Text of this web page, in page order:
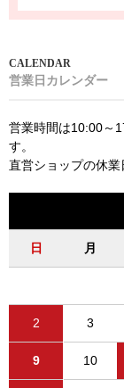
営業日カレンダー
営業時間は10:00～
す。
直営ショップの休業
日 月
2 3
9 10